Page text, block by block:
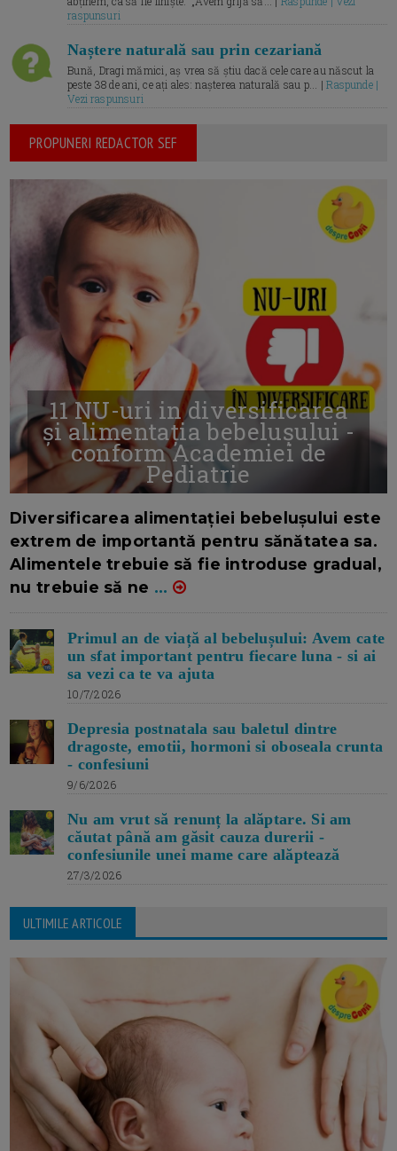
raspunsuri
Naștere naturală sau prin cezariană
Bună, Dragi mămici, aș vrea să știu dacă cele care au născut la
peste 38 de ani, ce ați ales: nașterea naturală sau p... |Raspunde |
Vezi raspunsuri
PROPUNERI REDACTOR SEF
11 NU-uri in diversificarea
și alimentația bebelușului -
conform Academiei de
Pediatrie
Diversificarea alimentației bebelușului este
extrem de importantă pentru sănătatea sa.
Alimentele trebuie să fie introduse gradual,
nu trebuie să ne ...
Primul an de viață al bebelușului: Avem cate
un sfat important pentru fiecare luna - si ai
sa vezi ca te va ajuta
10/7/2026
Depresia postnatala sau baletul dintre
dragoste, emotii, hormoni si oboseala crunta
- confesiuni
9/6/2026
Nu am vrut să renunț la alăptare. Si am
căutat până am găsit cauza durerii -
confesiunile unei mame care alăptează
27/3/2026
ULTIMILE ARTICOLE